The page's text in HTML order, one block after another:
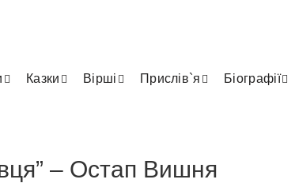
Казки Вірші Прислів`я Біографії
– Остап Вишня